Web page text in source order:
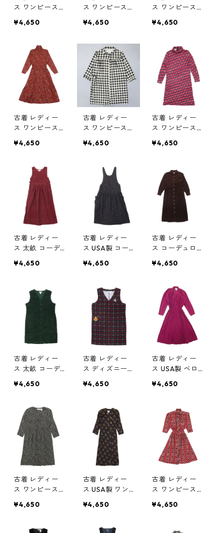
ス ワンピース
クベース サイ
76020 OW02
¥4,650
ス ワンピース
ベース サイズ
5675 OW02
¥4,650
ス ワンピース
ピーチスキン
ズ表記：6 gd
70466
¥4,650
古着 レディー
ス ワンピース
ー柄 バーガン
サイズ表記：M
gd75528
¥4,650
古着 レディー
ス ワンピース
袖 ブラック ホ
表記：-- gd7
¥4,650
古着 レディー
ス ワンピース
ック 総柄 レッ
ンテージ サイ
ズ表記：14 gd
73782
¥4,650
古着 レディー
ス 太畝 コーデ
ース ノースリ
ッド サイズ表
記：S gd708
¥4,650
古着 レディー
ス USA製 コー
ピース ノース
ラックベース
ビンテージ サ
イズ表記：7/8
gd70670
¥4,650
古着 レディー
ス コーデュロ
ピース 長袖 ブ
表記：6P gd7
0394
¥4,650
古着 レディー
ス 太畝 コーデ
ース ノースリ
サイズ表記：16
gd70062
¥4,650
古着 レディー
ス ディズニー
プーさん ノー
ース チェック
マルチカラー
サイズ表記：X
L gd68963
¥4,650
古着 レディー
ス USA製 ベロ
長袖 ビビッド
表記：12 gd6
7877
¥4,650
古着 レディー
ス ワンピース
ベース サイズ
7533
¥4,650
古着 レディー
ス USA製 ワン
風 ブラックベ
ジ サイズ表
¥4,650
古着 レディー
ス ワンピース
ストライプ レ
イズ表記：M
¥4,650